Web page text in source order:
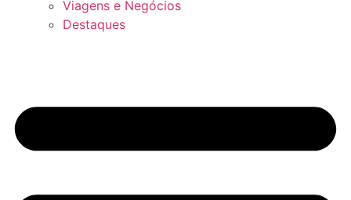
Viagens e Negócios
Destaques